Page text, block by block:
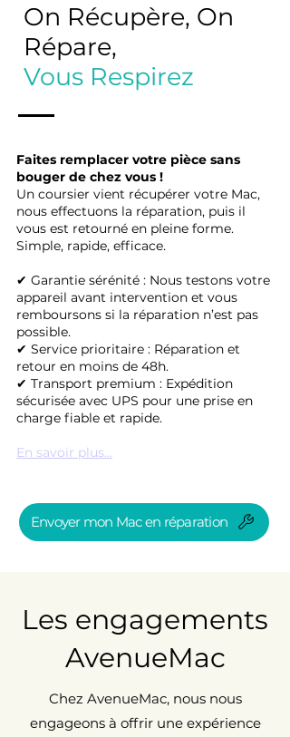
On Récupère, On
Répare,
Vous Respirez
Faites remplacer votre pièce sans
bouger de chez vous !
Un coursier vient récupérer votre Mac,
nous effectuons la réparation, puis il
vous est retourné en pleine forme.
Simple, rapide, efficace.
✔ Garantie sérénité : Nous testons votre
appareil avant intervention et vous
remboursons si la réparation n’est pas
possible.
✔ Service prioritaire : Réparation et
retour en moins de 48h.
✔ Transport premium : Expédition
sécurisée avec UPS pour une prise en
charge fiable et rapide.
En savoir plus...
Envoyer mon Mac en réparation
Les engagements
AvenueMac
Chez AvenueMac, nous nous
engageons à offrir une expérience